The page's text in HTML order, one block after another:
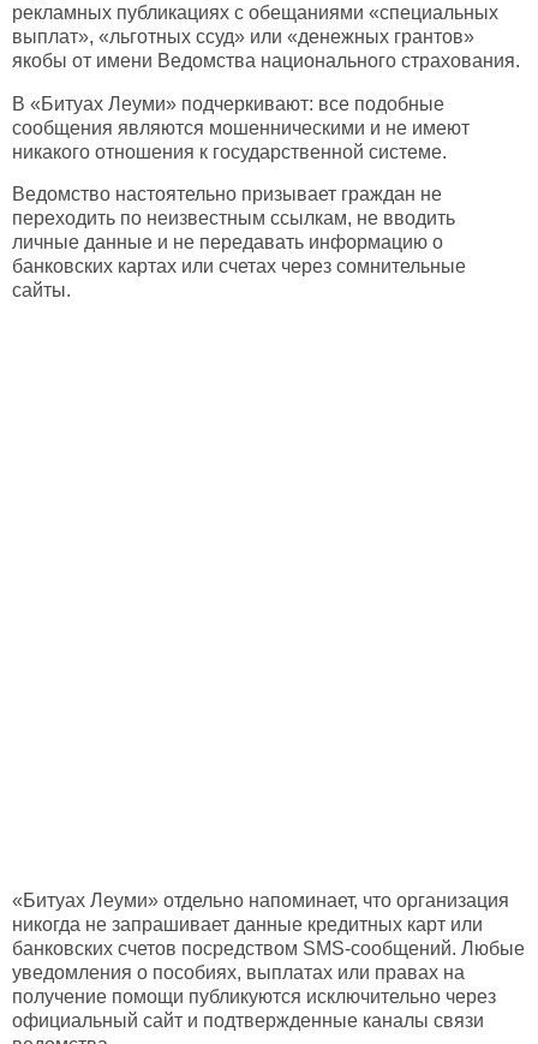
рекламных публикациях с обещаниями «специальных
выплат», «льготных ссуд» или «денежных грантов»
якобы от имени Ведомства национального страхования.
В «Битуах Леуми» подчеркивают: все подобные
сообщения являются мошенническими и не имеют
никакого отношения к государственной системе.
Ведомство настоятельно призывает граждан не
переходить по неизвестным ссылкам, не вводить
личные данные и не передавать информацию о
банковских картах или счетах через сомнительные
сайты.
«Битуах Леуми» отдельно напоминает, что организация
никогда не запрашивает данные кредитных карт или
банковских счетов посредством SMS-сообщений. Любые
уведомления о пособиях, выплатах или правах на
получение помощи публикуются исключительно через
официальный сайт и подтвержденные каналы связи